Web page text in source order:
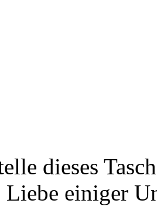
dieses
Liebe einiger